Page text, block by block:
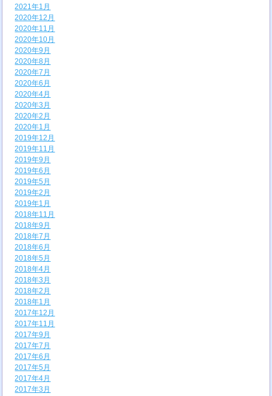
2021年1月
2020年12月
2020年11月
2020年10月
2020年9月
2020年8月
2020年7月
2020年6月
2020年4月
2020年3月
2020年2月
2020年1月
2019年12月
2019年11月
2019年9月
2019年6月
2019年5月
2019年2月
2019年1月
2018年11月
2018年9月
2018年7月
2018年6月
2018年5月
2018年4月
2018年3月
2018年2月
2018年1月
2017年12月
2017年11月
2017年9月
2017年7月
2017年6月
2017年5月
2017年4月
2017年3月